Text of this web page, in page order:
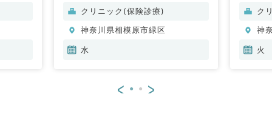
間ドック
クリニック(保険診療)
神奈川県相模原市緑区
水
ク
神
火
< >